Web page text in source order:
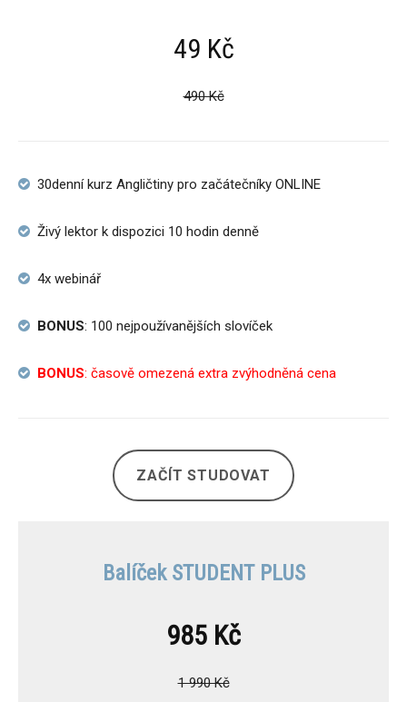
49 Kč
490 Kč
30denní kurz Angličtiny pro začátečníky ONLINE
Živý lektor k dispozici 10 hodin denně
4x webinář
BONUS: 100 nejpoužívanějších slovíček
BONUS: časově omezená extra zvýhodněná cena
ZAČÍT STUDOVAT
Balíček STUDENT PLUS
985 Kč
1 990 Kč